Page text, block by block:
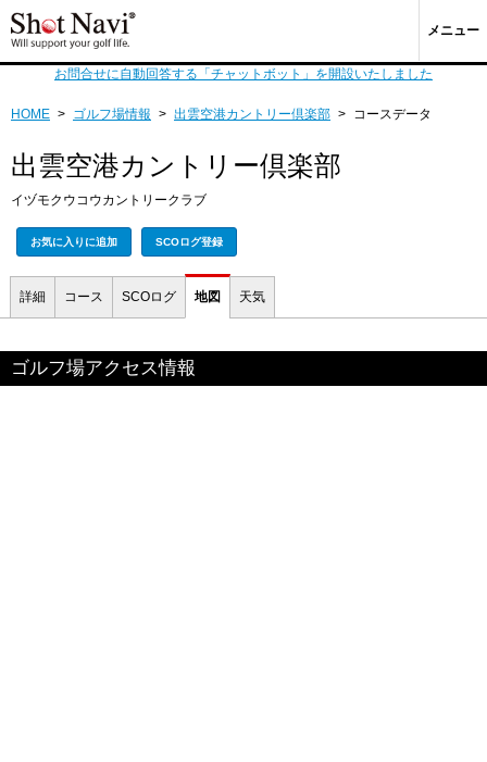
メニュー
お問合せに自動回答する「チャットボット」を開設いたしました
HOME > ゴルフ場情報 > 出雲空港カントリー倶楽部 > コースデータ
出雲空港カントリー倶楽部
イヅモクウコウカントリークラブ
お気に入りに追加 SCOログ登録
詳細 コース SCOログ 地図 天気
ゴルフ場アクセス情報